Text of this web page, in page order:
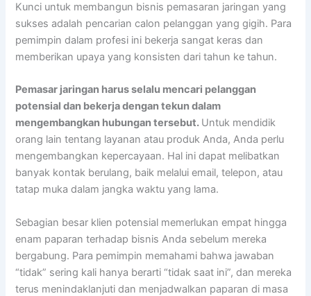
Kunci untuk membangun bisnis pemasaran jaringan yang
sukses adalah pencarian calon pelanggan yang gigih. Para
pemimpin dalam profesi ini bekerja sangat keras dan
memberikan upaya yang konsisten dari tahun ke tahun.
Pemasar jaringan harus selalu mencari pelanggan
potensial dan bekerja dengan tekun dalam
mengembangkan hubungan tersebut. Untuk mendidik
orang lain tentang layanan atau produk Anda, Anda perlu
mengembangkan kepercayaan. Hal ini dapat melibatkan
banyak kontak berulang, baik melalui email, telepon, atau
tatap muka dalam jangka waktu yang lama.
Sebagian besar klien potensial memerlukan empat hingga
enam paparan terhadap bisnis Anda sebelum mereka
bergabung. Para pemimpin memahami bahwa jawaban
“tidak” sering kali hanya berarti “tidak saat ini”, dan mereka
terus menindaklanjuti dan menjadwalkan paparan di masa